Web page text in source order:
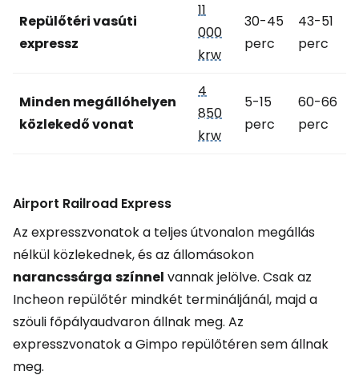
Repülőtéri vasúti
expressz
11
000
krw
30-45
perc
43-51
perc
Minden megállóhelyen
közlekedő vonat
4
850
krw
5-15
perc
60-66
perc
Airport Railroad Express
Az expresszvonatok a teljes útvonalon megállás
nélkül közlekednek, és az állomásokon
narancssárga színnel vannak jelölve. Csak az
Incheon repülőtér mindkét termináljánál, majd a
szöuli főpályaudvaron állnak meg. Az
expresszvonatok a Gimpo repülőtéren sem állnak
meg.